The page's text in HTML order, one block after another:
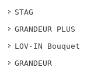
STAG
GRANDEUR PLUS
LOV-IN Bouquet
GRANDEUR